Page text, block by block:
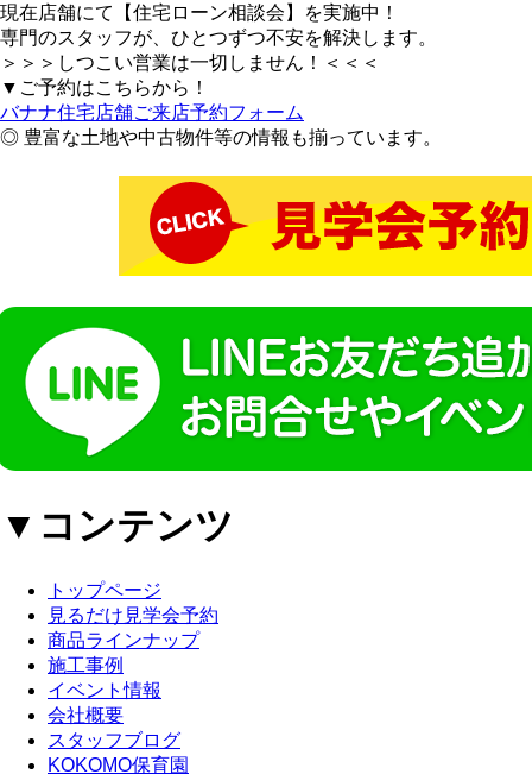
現在店舗にて【住宅ローン相談会】を実施中！
専門のスタッフが、ひとつずつ不安を解決します。
＞＞＞しつこい営業は一切しません！＜＜＜
▼ご予約はこちらから！
バナナ住宅店舗ご来店予約フォーム
◎ 豊富な土地や中古物件等の情報も揃っています。
▼コンテンツ
トップページ
見るだけ見学会予約
商品ラインナップ
施工事例
イベント情報
会社概要
スタッフブログ
KOKOMO保育園